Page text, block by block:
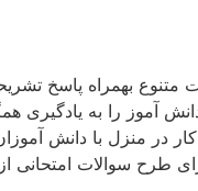
متنوع بهمراه پاسخ
آموز را به یادگیری
در منزل با دانش
طرح سوالات امتحانی از